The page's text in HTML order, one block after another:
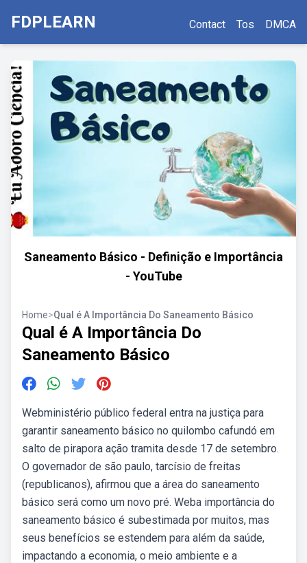
FDPLEARN Contact Tos DMCA
Saneamento Básico - Definição e Importância
- YouTube
Home>Qual é A Importância Do Saneamento Básico
Qual é A Importância Do
Saneamento Básico
Webministério público federal entra na justiça para
garantir saneamento básico no quilombo cafundó em
salto de pirapora ação tramita desde 17 de setembro.
O governador de são paulo, tarcísio de freitas
(republicanos), afirmou que a área do saneamento
básico será como um novo pré. Weba importância do
saneamento básico é subestimada por muitos, mas
seus benefícios se estendem para além da saúde,
impactando a economia, o meio ambiente e a